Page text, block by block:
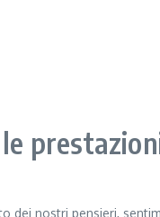
nostri pensieri,